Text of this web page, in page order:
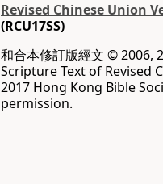
Revised Chinese Union
(RCU17SS)
和合本修訂版經文 © 2006,
Scripture Text of Revised
2017 Hong Kong Bible
permission.